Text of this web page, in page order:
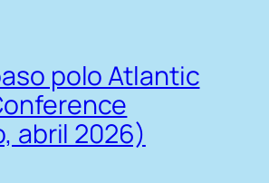
polo Atlantic
abril 2026)